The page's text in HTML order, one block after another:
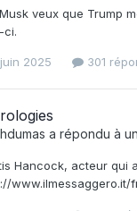
veux que Trump
ci.
2025 301
a répondu à
Hancock, acteur qui
www.ilmessaggero.it/